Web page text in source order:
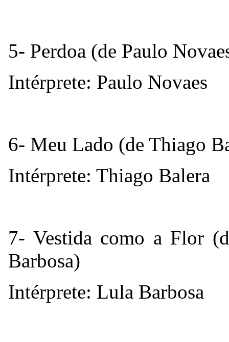
5- Perdoa (de Paulo
Intérprete: Paulo Novaes
6- Meu Lado (de Thiago
Intérprete: Thiago Balera
7- Vestida como a Flor
Barbosa)
Intérprete: Lula Barbosa